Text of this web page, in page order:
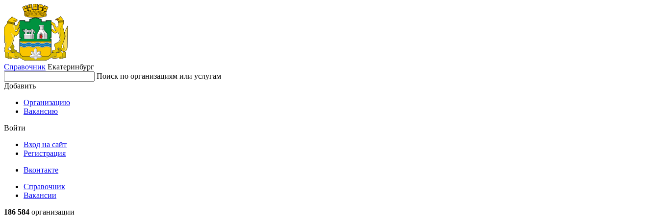
Справочник Екатеринбург
Поиск по организациям или услугам
Добавить
Организацию
Вакансию
Войти
Вход на сайт
Регистрация
Вконтакте
Справочник
Вакансии
186 584 организации